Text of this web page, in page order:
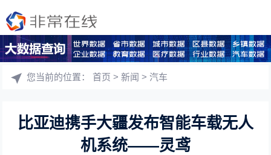
您当前的位置：首页 >新闻 >汽车
比亚迪携手大疆发布智能车载无人
机系统——灵鸢